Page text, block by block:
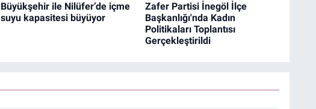
Büyükşehir ile Nilüfer’de içme
suyu kapasitesi büyüyor
Zafer Partisi İnegöl İlçe
Başkanlığı'nda Kadın
Politikaları Toplantısı
Gerçekleştirildi